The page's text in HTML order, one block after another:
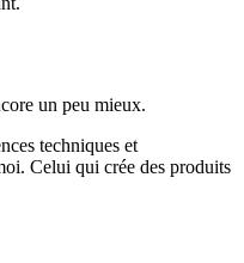
un peu mieux.
techniques et
Celui qui crée des produits